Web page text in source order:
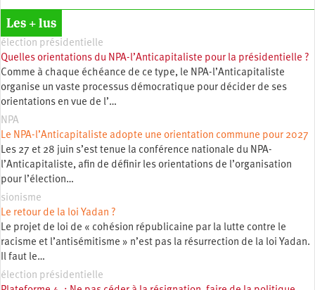
Les + lus
élection présidentielle
Quelles orientations du NPA-l’Anticapitaliste pour la présidentielle ?
Comme à chaque échéance de ce type, le NPA-l’Anticapitaliste
organise un vaste processus démocratique pour décider de ses
orientations en vue de l’…
NPA
Le NPA-l’Anticapitaliste adopte une orientation commune pour 2027
Les 27 et 28 juin s’est tenue la conférence nationale du NPA-
l’Anticapitaliste, afin de définir les orientations de l’organisation
pour l’élection…
sionisme
Le retour de la loi Yadan ?
Le projet de loi de « cohésion républicaine par la lutte contre le
racisme et l’antisémitisme » n’est pas la résurrection de la loi Yadan.
Il faut le…
élection présidentielle